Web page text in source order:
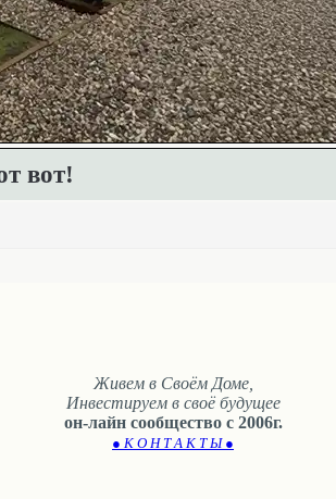
вот!
Живем в Своём Доме,
Инвестируем в своё будущее
он-лайн сообщество с 2006г.
● К О Н Т А К Т Ы ●